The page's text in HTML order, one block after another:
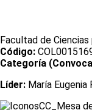
Facultad de Ciencias
Código:
Categoría
Líder: María